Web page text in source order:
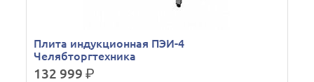
Плита индукционная ПЭИ-4
Челябторгтехника
132 999р.